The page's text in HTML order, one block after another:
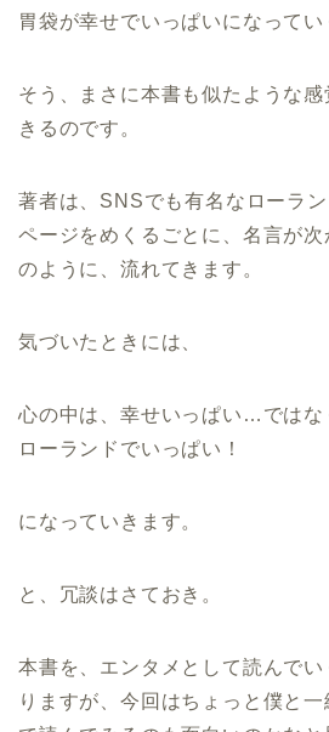
胃袋が幸せでいっぱいになってい
そう、まさに本書も似たような
きるのです。
著者は、SNSでも有名なローラン
ページをめくるごとに、名言が次
のように、流れてきます。
気づいたときには、
心の中は、幸せいっぱい…ではな
ローランドでいっぱい！
になっていきます。
と、冗談はさておき。
本書を、エンタメとして読んで
りますが、今回はちょっと僕と一